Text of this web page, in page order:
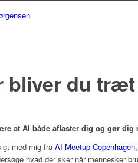
bliver du
at AI både aflaster dig og gør dig
med mig fra AI Meetup Copenhagen
hvad der sker når mennesker